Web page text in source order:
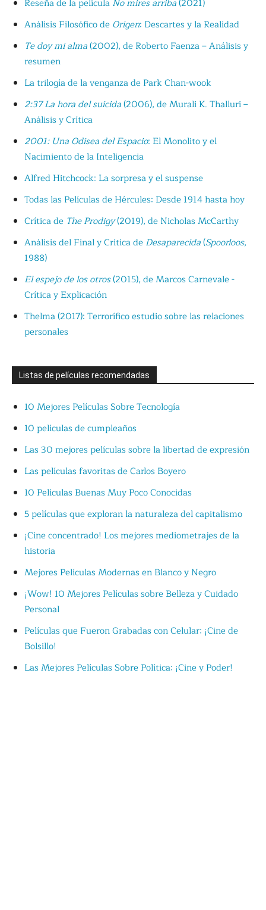
Reseña de la película No mires arriba(2021)
Análisis Filosófico de Origen: Descartes y la Realidad
Te doy mi alma(2002), de Roberto Faenza – Análisis y
resumen
La trilogía de la venganza de Park Chan-wook
2:37 La hora del suicida(2006), de Murali K. Thalluri –
Análisis y Crítica
2001: Una Odisea del Espacio: El Monolito y el
Nacimiento de la Inteligencia
Alfred Hitchcock: La sorpresa y el suspense
Todas las Películas de Hércules: Desde 1914 hasta hoy
Crítica de The Prodigy(2019), de Nicholas McCarthy
Análisis del Final y Crítica de Desaparecida(Spoorloos,
1988)
El espejo de los otros(2015), de Marcos Carnevale -
Crítica y Explicación
Thelma (2017): Terrorífico estudio sobre las relaciones
personales
Listas de películas recomendadas
10 Mejores Películas Sobre Tecnología
10 películas de cumpleaños
Las 30 mejores películas sobre la libertad de expresión
Las películas favoritas de Carlos Boyero
10 Películas Buenas Muy Poco Conocidas
5 películas que exploran la naturaleza del capitalismo
¡Cine concentrado! Los mejores mediometrajes de la
historia
Mejores Películas Modernas en Blanco y Negro
¡Wow! 10 Mejores Películas sobre Belleza y Cuidado
Personal
Películas que Fueron Grabadas con Celular: ¡Cine de
Bolsillo!
Las Mejores Películas Sobre Política: ¡Cine y Poder!